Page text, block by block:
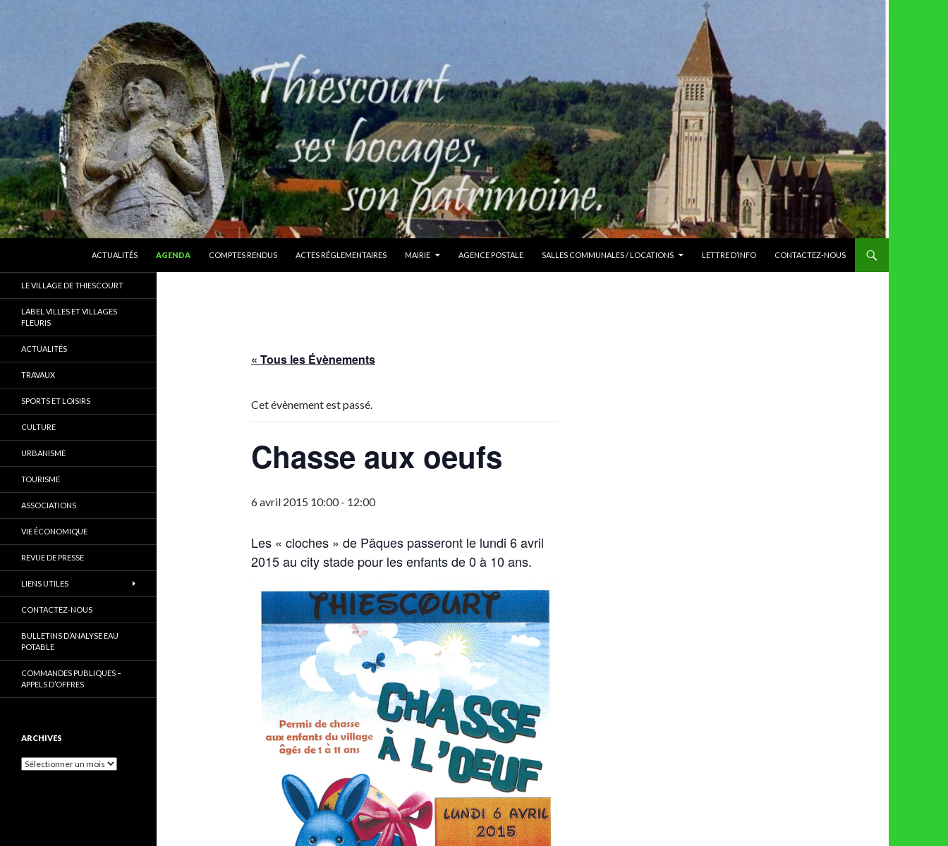
ACTUALITÉS
AGENDA COMPTES RENDUS ACTES RÉGLEMENTAIRES MAIRIE AGENCE POSTALE SALLES COMMUNALES / LOCATIONS LETTRE D’INFO CONTACTEZ-NOUS
« Tous les Évènements
Cet évènement est passé.
Chasse aux oeufs
6 avril 2015 10:00- 12:00
Les « cloches » de Pâques passeront le lundi 6 avril
2015 au city stade pour les enfants de 0 à 10 ans.
Thiescourt (Oise)
LE VILLAGE DE THIESCOURT
LABEL VILLES ET VILLAGES
FLEURIS
ACTUALITÉS
TRAVAUX
SPORTS ET LOISIRS
CULTURE
URBANISME
TOURISME
ASSOCIATIONS
VIE ÉCONOMIQUE
REVUE DE PRESSE
LIENS UTILES
CONTACTEZ-NOUS
BULLETINS D’ANALYSE EAU
POTABLE
COMMANDES PUBLIQUES –
APPELS D’OFFRES
ARCHIVES
Archives